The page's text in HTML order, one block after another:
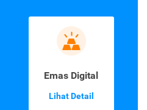
Emas Digital
Lihat Detail